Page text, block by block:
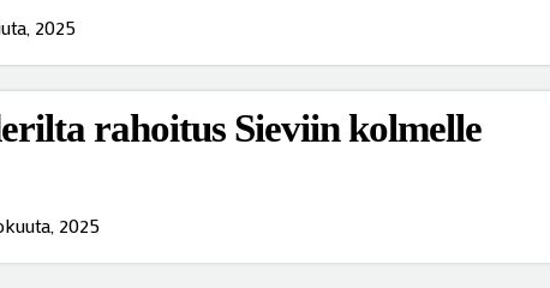
2025
rahoitus Sieviin kolmelle
2025